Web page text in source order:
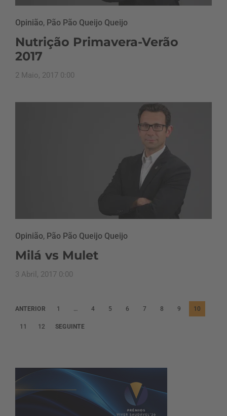
Opinião, Pão Pão Queijo Queijo
Nutrição Primavera-Verão
2017
2 Maio, 2017 0:00
Opinião, Pão Pão Queijo Queijo
Milá vs Mulet
3 Abril, 2017 0:00
P
a
n
a
ç
ANTERIOR 1 … 4 5 6 7 8 9 10
11 12 SEGUINTE